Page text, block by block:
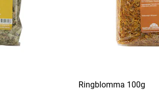
Ringblomma 100g